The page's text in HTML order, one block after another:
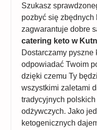
Szukasz
pozbyć się
zagwarantuje dobre
catering keto w
Dostarczamy pyszne
odpowiadać Twoim
dzięki czemu Ty
wszystkimi zaletami
tradycyjnych
odżywczych. Jako
ketogenicznych